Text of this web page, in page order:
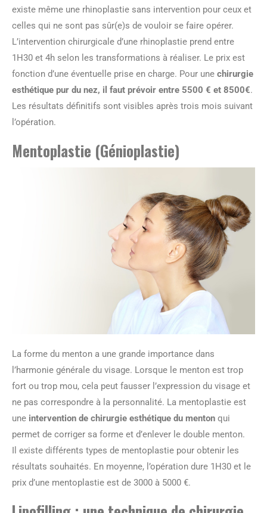
existe même une rhinoplastie sans intervention pour ceux et
celles qui ne sont pas sûr(e)s de vouloir se faire opérer.
L’intervention chirurgicale d’une rhinoplastie prend entre
1H30 et 4h selon les transformations à réaliser. Le prix est
fonction d’une éventuelle prise en charge. Pour une chirurgie
esthétique pur du nez, il faut prévoir entre 5500 € et 8500€.
Les résultats définitifs sont visibles après trois mois suivant
l’opération.
Mentoplastie (Génioplastie)
La forme du menton a une grande importance dans
l’harmonie générale du visage. Lorsque le menton est trop
fort ou trop mou, cela peut fausser l’expression du visage et
ne pas correspondre à la personnalité. La mentoplastie est
une intervention de chirurgie esthétique du menton qui
permet de corriger sa forme et d’enlever le double menton.
Il existe différents types de mentoplastie pour obtenir les
résultats souhaités. En moyenne, l’opération dure 1H30 et le
prix d’une mentoplastie est de 3000 à 5000 €.